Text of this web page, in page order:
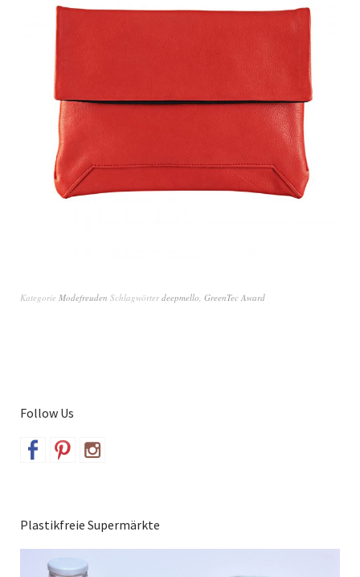
Kategorie Modefreuden Schlagwörterdeepmello GreenTec Award
Follow Us
Plastikfreie Supermärkte